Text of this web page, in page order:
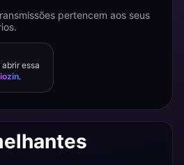
pertencem aos seus
essa
.